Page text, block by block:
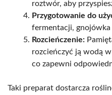
roztwór, aby
Przygotowanie do
fermentacji,
Rozcieńczenie:
rozcieńczyć ją wodą
co zapewni
Taki preparat dostarcza